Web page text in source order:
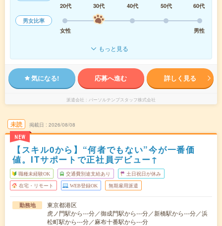
20代
30代 40代 50代
60代
男女比率
女性
男性
もっと見る
気になる! 応募へ進む 詳しく見る
派遣会社 パーソルテンプスタッフ株式会社
未読
NEW
掲載日 2026/08/08
【スキル0から】“何者でもない”今が一番価
値。ITサポートで正社員デビュー↑
職種未経験OK 交通費別途支給あり 土日祝日が休み
在宅・リモート WEB登録OK 無期雇用派遣
勤務地
東京都港区
虎ノ門駅から---分／御成門駅から---分／新橋駅から---分／浜
松町駅から---分／麻布十番駅から---分